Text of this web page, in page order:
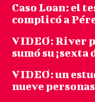
Caso Loan: el
complicó a
VIDEO: River
sumó su
VIDEO: un
nueve